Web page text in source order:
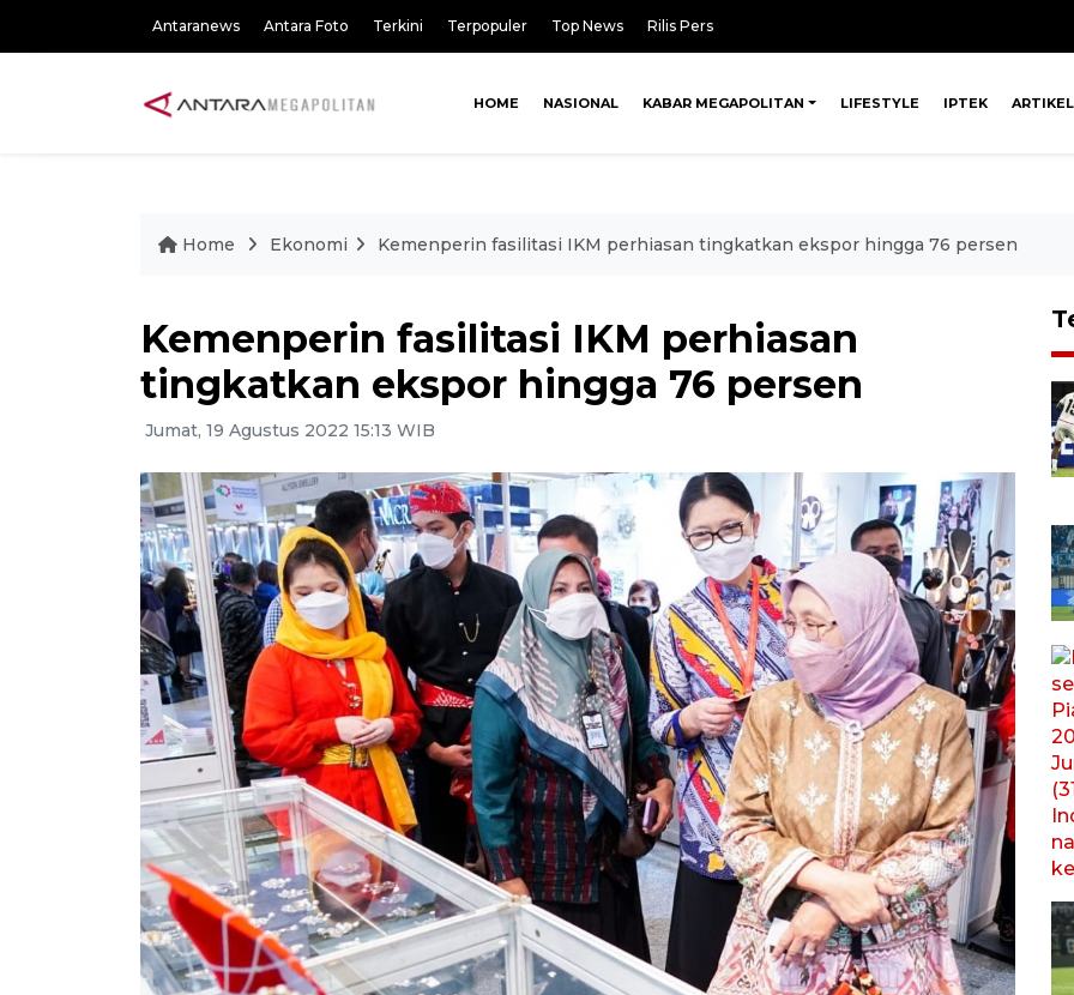
Antaranews Antara Foto Terkini Terpopuler Top News Rilis Pers
HOME NASIONAL KABAR MEGAPOLITAN LIFESTYLE IPTEK ARTIKEL
Home Ekonomi Kemenperin fasilitasi IKM perhiasan tingkatkan ekspor hingga 76 persen
Kemenperin fasilitasi IKM perhiasan
tingkatkan ekspor hingga 76 persen
Jumat, 19 Agustus 2022 15:13 WIB